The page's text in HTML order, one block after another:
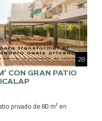
28
CON GRAN PATIO
privado de 80 m² en